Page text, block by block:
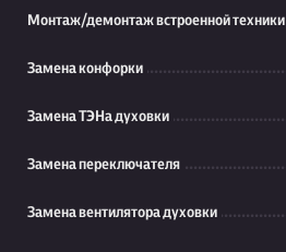
Монтаж/демонтаж встроенной техники
Замена конфорки
Замена ТЭНа духовки
Замена переключателя
Замена вентилятора духовки